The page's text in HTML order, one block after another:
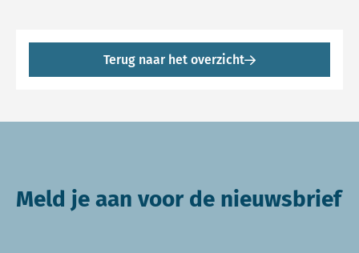
Terug naar het overzicht
Meld je aan voor de nieuwsbrief